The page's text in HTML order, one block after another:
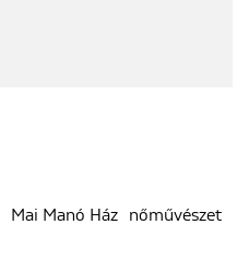
Mai Manó Ház
nőművészet